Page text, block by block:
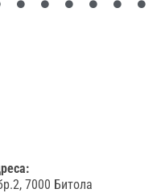
7000 Битола